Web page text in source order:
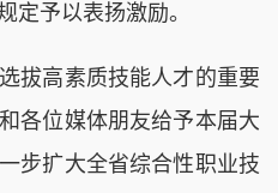
定予以表扬激励。
高素质技能人才的重要
各位媒体朋友给予本届大
步扩大全省综合性职业技